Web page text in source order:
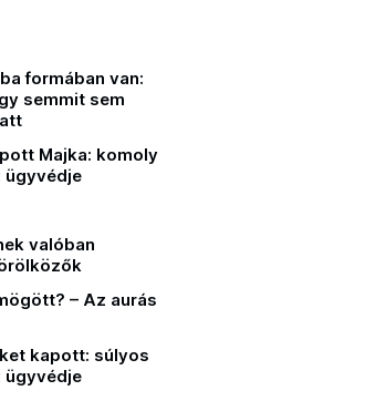
formában van:
semmit sem
Majka: komoly
ügyvédje
valóban
– Az aurás
kapott: súlyos
ügyvédje